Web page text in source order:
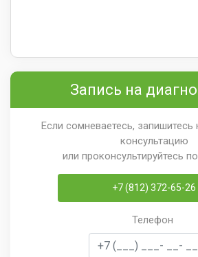
Запись на
Если сомневаетесь, запишитесь
консультацию
или проконсультируйтесь
+7 (812) 372-65-26
Телефон